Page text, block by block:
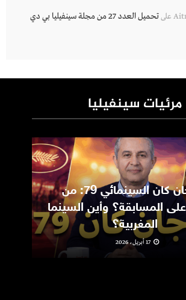
على
تحميل العدد 27 من مجلة سينفيليا بي دي
مرئيات سينفيليا
مهرجان كان السينمائي 79: من
المسابقة؟ وأين السينما
المغربية؟
17 أبريل، 2026